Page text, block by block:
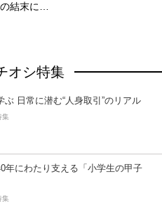
結末に…
オシ特集
ぶ 日常に潜む“人身取引”のリアル
集
年にわたり支える「小学生の甲子
集